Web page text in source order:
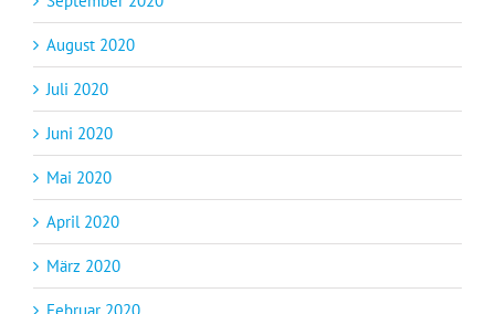
August 2020
Juli 2020
Juni 2020
Mai 2020
April 2020
März 2020